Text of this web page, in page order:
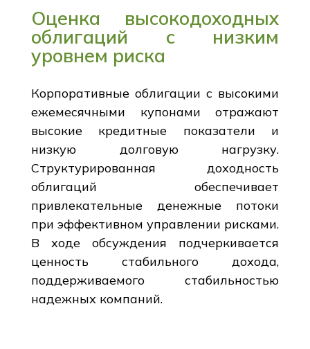
Оценка высокодоходных
облигаций с низким
уровнем риска
Корпоративные облигации с высокими
ежемесячными купонами отражают
высокие кредитные показатели и
низкую долговую нагрузку.
Структурированная доходность
облигаций обеспечивает
привлекательные денежные потоки
при эффективном управлении рисками.
В ходе обсуждения подчеркивается
ценность стабильного дохода,
поддерживаемого стабильностью
надежных компаний.